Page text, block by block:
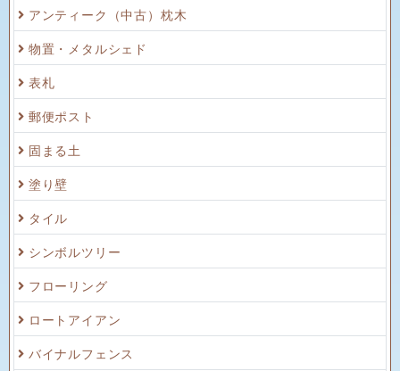
アンティーク（中古）枕木
物置・メタルシェド
表札
郵便ポスト
固まる土
塗り壁
タイル
シンボルツリー
フローリング
ロートアイアン
バイナルフェンス